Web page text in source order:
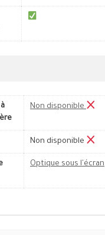
Non disponible
Non disponible
Optique sous l'écran